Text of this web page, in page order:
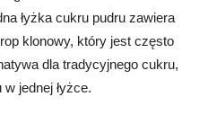
łyżka cukru pudru zawiera
klonowy, który jest często
dla tradycyjnego cukru,
jednej łyżce.